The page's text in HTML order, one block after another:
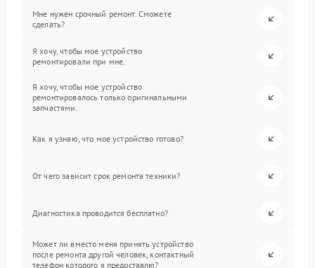
Мне нужен срочный ремонт. Сможете
сделать?
Я хочу, чтобы мое устройство
ремонтировали при мне.
Я хочу, чтобы мое устройство
ремонтировалось только оригинальными
запчастями.
Как я узнаю, что мое устройство готово?
От чего зависит срок ремонта техники?
Диагностика проводится бесплатно?
Может ли вместо меня принять устройство
после ремонта другой человек, контактный
телефон которого я предоставлю?